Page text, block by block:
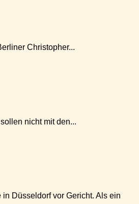
Christopher...
nicht mit den...
Düsseldorf vor Gericht. Als ein